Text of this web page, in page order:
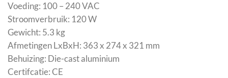
Voeding: 100 – 240 VAC
Stroomverbruik: 120 W
Gewicht: 5.3 kg
Afmetingen LxBxH: 363 x 274 x 321 mm
Behuizing: Die-cast aluminium
Certifcatie: CE